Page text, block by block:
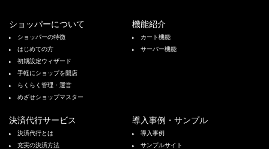
ショッパーについて
ショッパーの特徴
はじめての方
初期設定ウィザード
手軽にショップを開店
らくらく管理・運営
めざせショップマスター
機能紹介
カート機能
サーバー機能
決済代行サービス
決済代行とは
充実の決済方法
導入事例・サンプル
導入事例
サンプルサイト